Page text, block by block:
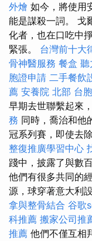
外燴 如今，將使用
能是謀殺一詞。 戈
化者，也在口吃中
緊張。 台灣前十大
骨神醫服務 餐盒 聽
胞證申請 二手餐飲
薦 安養院 北部 台
早期去世聯繫起來
務 同時，喬治和他
冠系列賽，即使去
整復推廣學習中心
踐中，披露了與數
他們有很多共同的
源，球穿著意大利
拿與整骨結合 谷歌
科推薦 搬家公司推
推薦 他們不僅互相